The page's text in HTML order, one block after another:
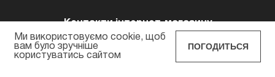
Контакти інтернет-магазину
POLAROID EYEWEAR © 2026 Всi права захищенi
Ми використовуємо cookie, щоб
вам було зручніше
користуватись сайтом
ПОГОДИТЬСЯ